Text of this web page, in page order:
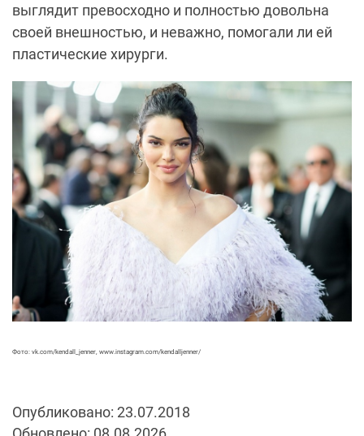
выглядит превосходно и полностью довольна
своей внешностью, и неважно, помогали ли ей
пластические хирурги.
Фото: vk.com/kendall_jenner, www.instagram.com/kendalljenner/
Опубликовано: 23.07.2018